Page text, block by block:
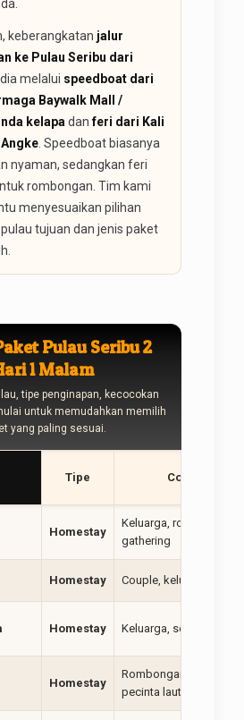
keberangkatan jalur
ke Pulau Seribu dari
melalui speedboat dari
Baywalk Mall /
kelapa danferi dari Kali
. Speedboat biasanya
nyaman, sedangkan feri
rombongan. Tim kami
menyesuaikan pilihan
tujuan dan jenis paket
Pulau Seribu 2
1 Malam
tipe penginapan, kecocokan
untuk memudahkan memilih
yang paling sesuai.
Tipe Cocok Untuk
Homestay
Keluarga, rombongan,
gathering
Homestay Couple, keluarga kecil,
Homestay Keluarga, sekolah,
Homestay
Rombongan, private
pecinta laut